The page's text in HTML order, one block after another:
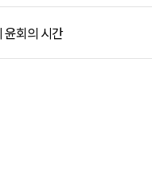
윤회의 시간